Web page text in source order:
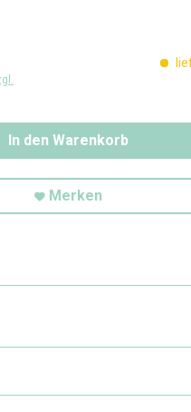
In den Warenkorb
Merken